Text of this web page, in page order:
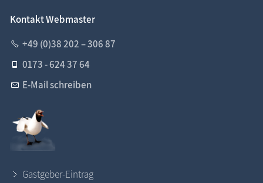
Kontakt Webmaster
+49 (0)38 202 – 306 87
0173 - 624 37 64
E-Mail schreiben
Gastgeber-Eintrag